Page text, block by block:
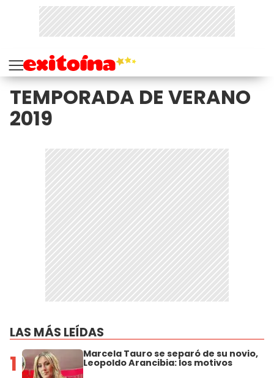
TEMPORADA DE VERANO
2019
LAS MÁS LEÍDAS
1 Marcela Tauro se separó de su novio,
Leopoldo Arancibia: los motivos